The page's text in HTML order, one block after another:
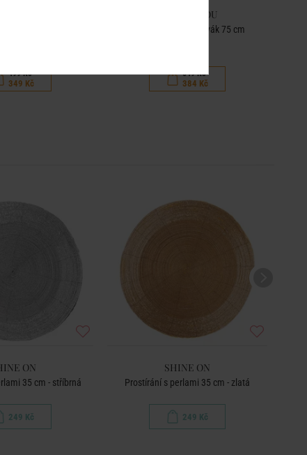
& YOU
499 Kč
349 Kč
HOME & YOU
Plyšová hračka plejtvák 75 cm
549 Kč
384 Kč
ON
35 cm - stříbrná
249 Kč
SHINE ON
Prostírání s perlami 35 cm - zlatá
249 Kč